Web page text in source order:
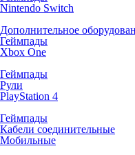
Nintendo Switch
Дополнительное
Геймпады
Xbox One
Геймпады
Рули
PlayStation 4
Геймпады
Кабели соединительные
Мобильные